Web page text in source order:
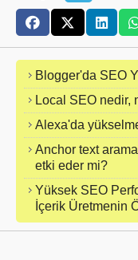
Blogger'da SEO
Local SEO nedir,
Alexa'da
Anchor text
etki eder mi?
Yüksek SEO
İçerik Üretmenin